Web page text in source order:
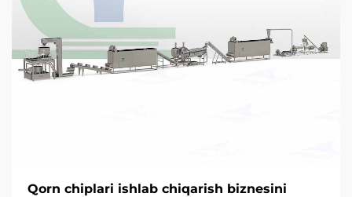
Qorn chiplari ishlab chiqarish biznesini